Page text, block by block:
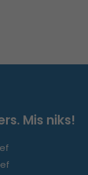
Mis niks!